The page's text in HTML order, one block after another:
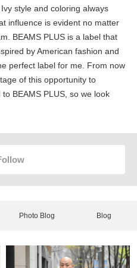
style and coloring always
influence is evident no matter
BEAMS PLUS is a label that
by American fashion and
perfect label for me. From now
of this opportunity to
BEAMS PLUS, so we look
Photo Blog Blog